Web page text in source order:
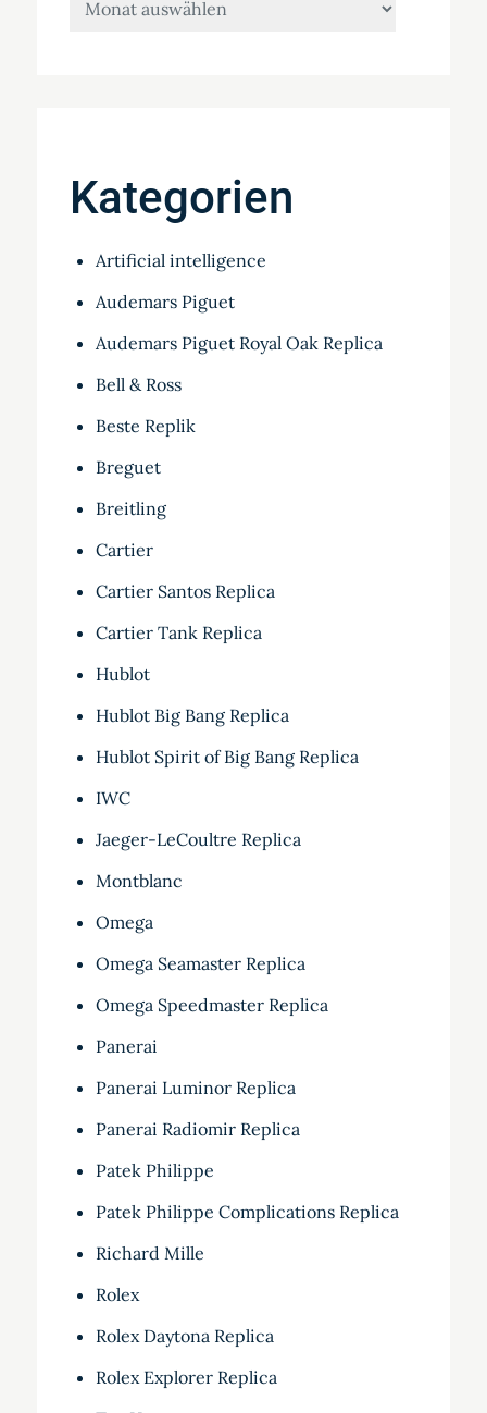
Kategorien
Artificial intelligence
Audemars Piguet
Audemars Piguet Royal Oak Replica
Bell & Ross
Beste Replik
Breguet
Breitling
Cartier
Cartier Santos Replica
Cartier Tank Replica
Hublot
Hublot Big Bang Replica
Hublot Spirit of Big Bang Replica
IWC
Jaeger-LeCoultre Replica
Montblanc
Omega
Omega Seamaster Replica
Omega Speedmaster Replica
Panerai
Panerai Luminor Replica
Panerai Radiomir Replica
Patek Philippe
Patek Philippe Complications Replica
Richard Mille
Rolex
Rolex Daytona Replica
Rolex Explorer Replica